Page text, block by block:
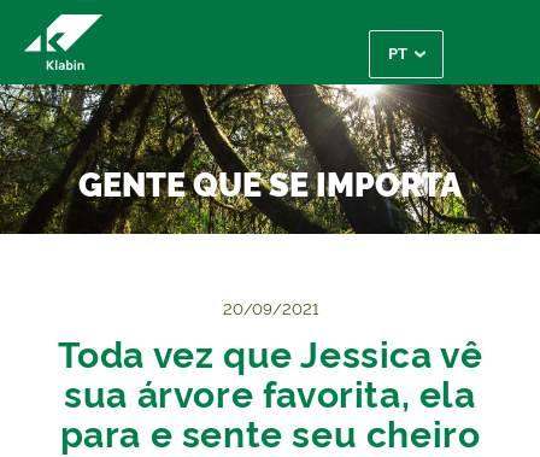
Pular para o Conteúdo principal
GENTE QUE SE IMPORTA
20/09/2021
Toda vez que Jessica vê
sua árvore favorita, ela
para e sente seu cheiro